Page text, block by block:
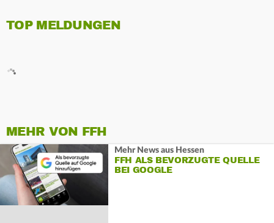
TOP MELDUNGEN
MEHR VON FFH
Mehr News aus Hessen
FFH ALS BEVORZUGTE QUELLE
BEI GOOGLE